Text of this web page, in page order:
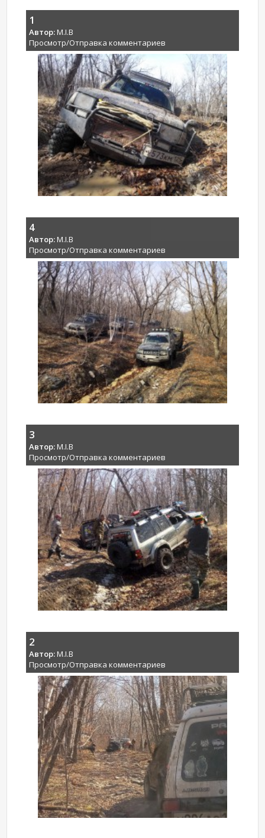
1
Автор:M.I.B
Просмотр/Отправка комментариев
4
Автор:M.I.B
Просмотр/Отправка комментариев
3
Автор:M.I.B
Просмотр/Отправка комментариев
2
Автор:M.I.B
Просмотр/Отправка комментариев